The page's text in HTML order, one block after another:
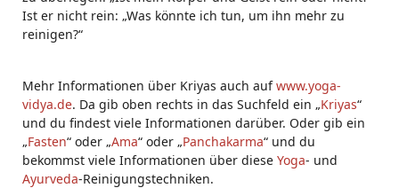
Ist er nicht rein: „Was könnte ich tun, um ihn mehr zu
reinigen?“
Mehr Informationen über Kriyas auch aufwww.yoga-
vidya.de. Da gib oben rechts in das Suchfeld ein „Kriyas“
und du findest viele Informationen darüber. Oder gib ein
„Fasten“ oder „Ama“ oder „Panchakarma“ und du
bekommst viele Informationen über diese Yoga- und
Ayurveda-Reinigungstechniken.